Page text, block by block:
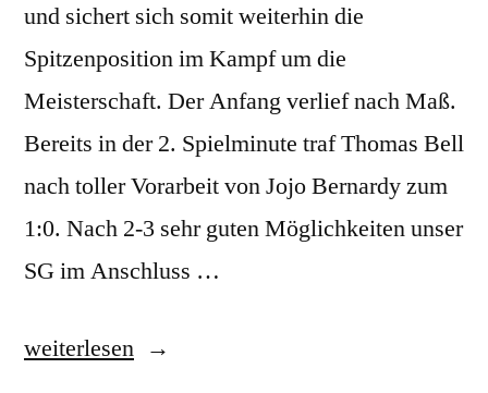
und sichert sich somit weiterhin die
Spitzenposition im Kampf um die
Meisterschaft. Der Anfang verlief nach Maß.
Bereits in der 2. Spielminute traf Thomas Bell
nach toller Vorarbeit von Jojo Bernardy zum
1:0. Nach 2-3 sehr guten Möglichkeiten unser
SG im Anschluss …
„SG
weiterlesen